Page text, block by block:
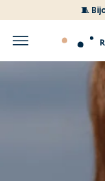
🧵